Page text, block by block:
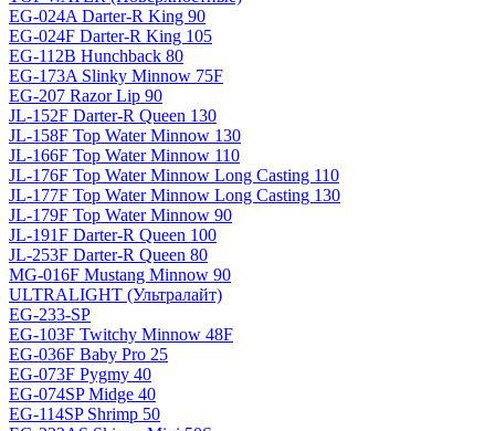
EG-024A Darter-R King 90
EG-024F Darter-R King 105
EG-112B Hunchback 80
EG-173A Slinky Minnow 75F
EG-207 Razor Lip 90
JL-152F Darter-R Queen 130
JL-158F Top Water Minnow 130
JL-166F Top Water Minnow 110
JL-176F Top Water Minnow Long Casting 110
JL-177F Top Water Minnow Long Casting 130
JL-179F Top Water Minnow 90
JL-191F Darter-R Queen 100
JL-253F Darter-R Queen 80
MG-016F Mustang Minnow 90
ULTRALIGHT (Ультралайт)
EG-233-SP
EG-103F Twitchy Minnow 48F
EG-036F Baby Pro 25
EG-073F Pygmy 40
EG-074SP Midge 40
EG-114SP Shrimp 50